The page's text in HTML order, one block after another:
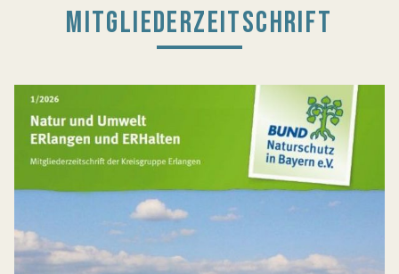
MITGLIEDERZEITSCHRIFT